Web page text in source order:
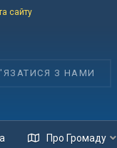
сайту
З НАМИ
Про Громаду